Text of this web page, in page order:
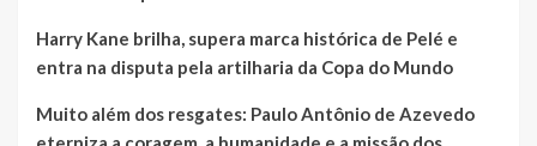
Harry Kane brilha, supera marca histórica de Pelé e
entra na disputa pela artilharia da Copa do Mundo
Muito além dos resgates: Paulo Antônio de Azevedo